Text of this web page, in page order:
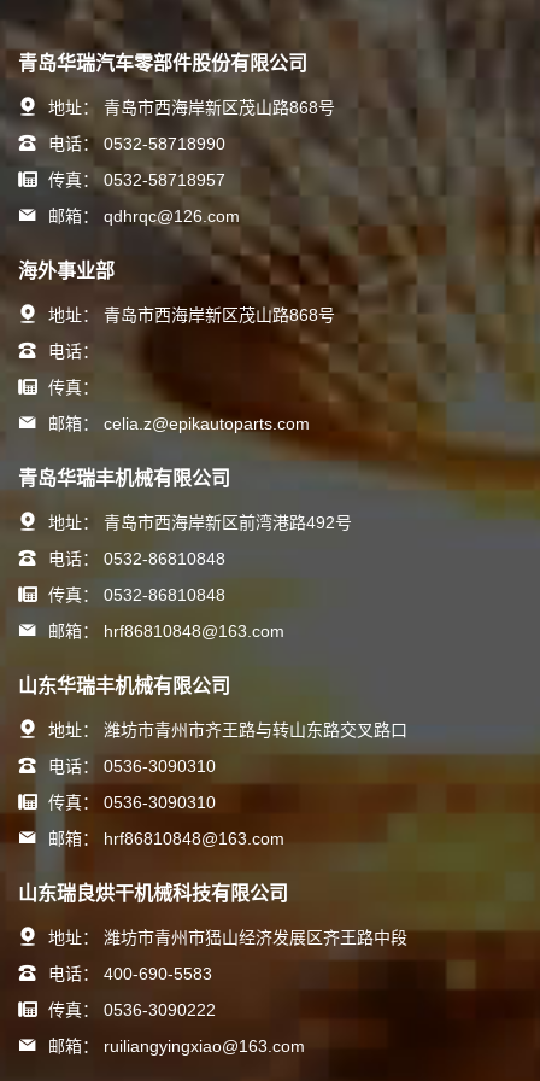
青岛华瑞汽车零部件股份有限公司
地址：
青岛市西海岸新区茂山路868号
电话：
0532-58718990
传真：
0532-58718957
邮箱：
qdhrqc@126.com
海外事业部
地址：
青岛市西海岸新区茂山路868号
电话：
传真：
邮箱：
celia.z@epikautoparts.com
青岛华瑞丰机械有限公司
地址：
青岛市西海岸新区前湾港路492号
电话：
0532-86810848
传真：
0532-86810848
邮箱：
hrf86810848@163.com
山东华瑞丰机械有限公司
地址：
潍坊市青州市齐王路与转山东路交叉路口
电话：
0536-3090310
传真：
0536-3090310
邮箱：
hrf86810848@163.com
山东瑞良烘干机械科技有限公司
地址：
潍坊市青州市峱山经济发展区齐王路中段
电话：
400-690-5583
传真：
0536-3090222
邮箱：
ruiliangyingxiao@163.com